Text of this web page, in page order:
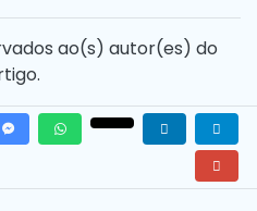
ao(s) autor(es) do